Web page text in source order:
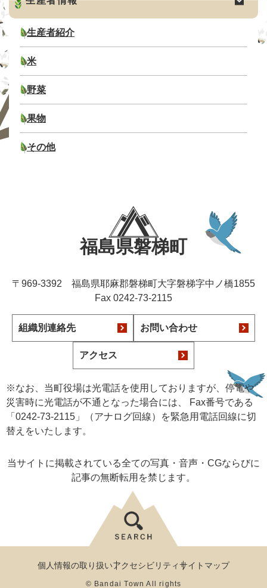
生産者紹介
米
野菜
果物
その他
福島県磐梯町
〒969-3392 福島県耶麻郡磐梯町大字磐梯字中ノ橋1855
Fax 0242-73-2115
組織別連絡先 お問い合わせ
アクセス
※なお、当町役場は光電話を使用しておりますが、停電や
災害時に光電話が不通となった場合には、 Fax番号である
「0242-73-2115」（アナログ回線）を緊急用電話回線に切
替えをいたします。
当サイトに掲載されている全ての写真・音声・CGならびに
記事の無断転用を禁じます。
個人情報の取り扱いアクセシビリティサイトマップ
© Bandai Town All rights